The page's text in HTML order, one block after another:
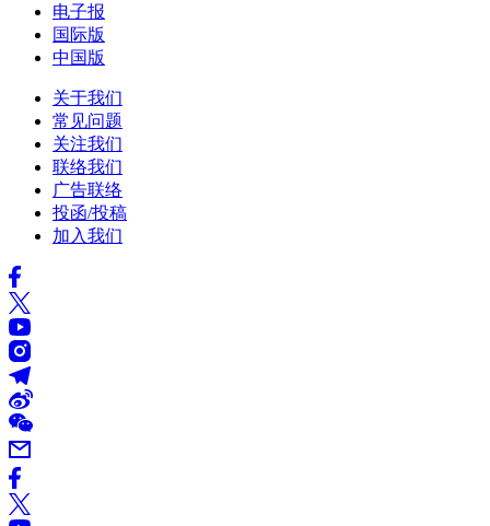
电子报
国际版
中国版
关于我们
常见问题
关注我们
联络我们
广告联络
投函/投稿
加入我们